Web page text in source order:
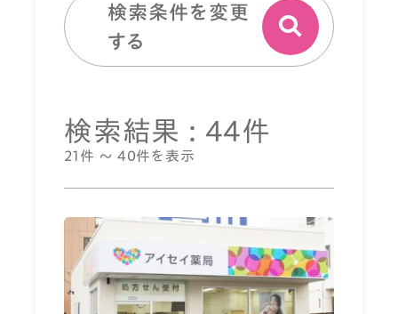
検索条件を変更
する
検索結果 : 44件
21件 ～ 40件を表示